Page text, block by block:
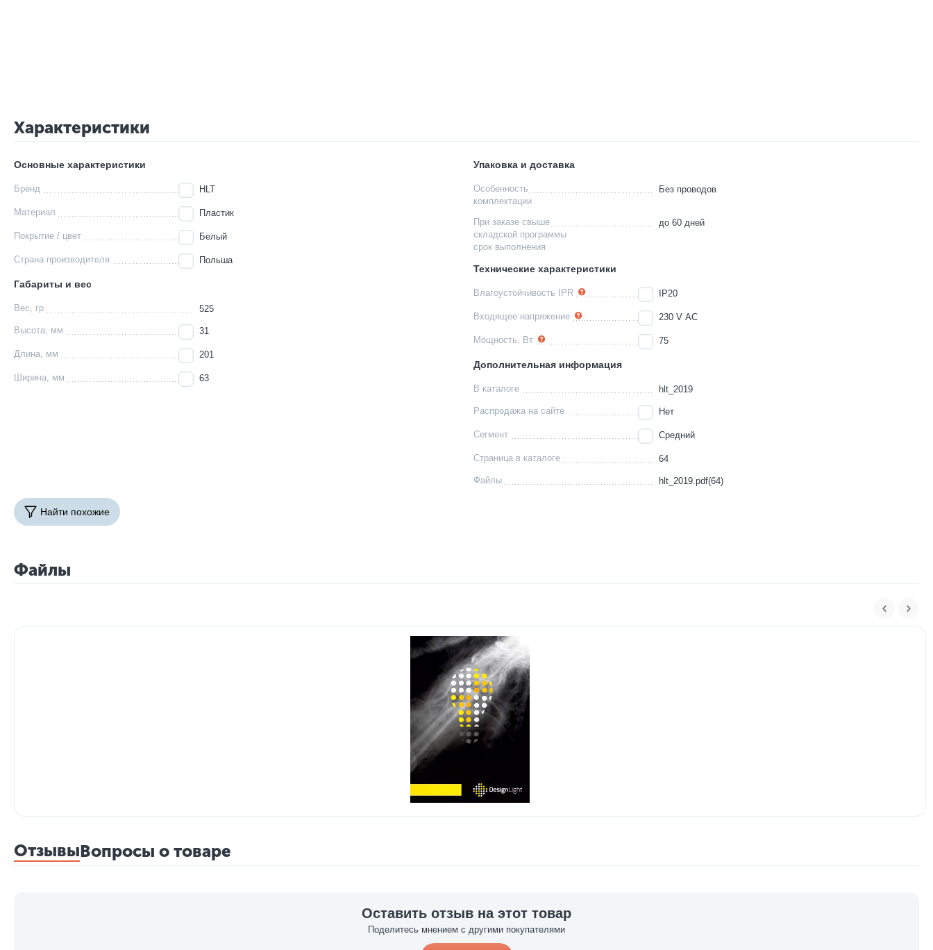
Характеристики
Основные характеристики
Бренд HLT
Материал Пластик
Покрытие / цвет Белый
Страна производителя Польша
Габариты и вес
Вес, гр 525
Высота, мм 31
Длина, мм 201
Ширина, мм 63
Упаковка и доставка
Особенность
комплектации
Без проводов
При заказе свыше
складской программы
срок выполнения
до 60 дней
Технические характеристики
Влагоустойчивость IPR IP20
Входящее напряжение 230 V AC
Мощность, Вт 75
Дополнительная информация
В каталоге hlt_2019
Распродажа на сайте Нет
Сегмент Средний
Страница в каталоге 64
Файлы hlt_2019.pdf(64)
Найти похожие
Файлы
ОтзывыВопросы о товаре
Оставить отзыв на этот товар
Поделитесь мнением с другими покупателями